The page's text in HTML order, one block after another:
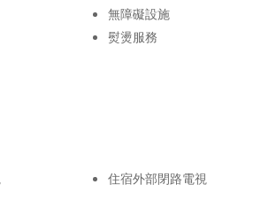
無障礙設施
熨燙服務
住宿外部閉路電視